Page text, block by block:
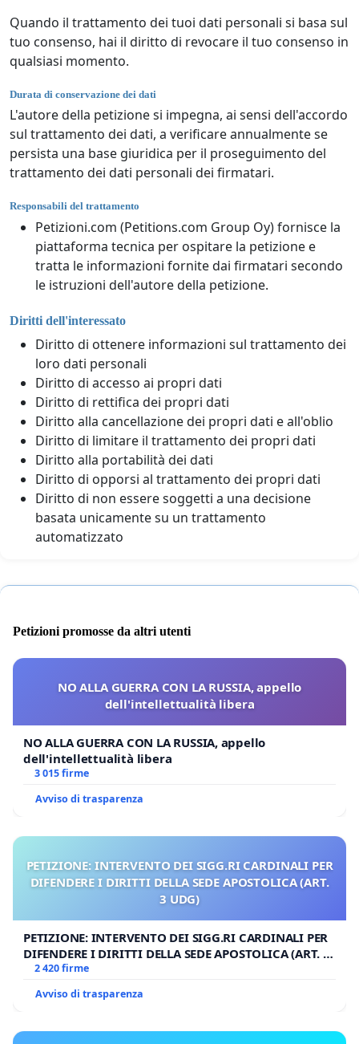
Quando il trattamento dei tuoi dati personali si basa sul
tuo consenso, hai il diritto di revocare il tuo consenso in
qualsiasi momento.
Durata di conservazione dei dati
L'autore della petizione si impegna, ai sensi dell'accordo
sul trattamento dei dati, a verificare annualmente se
persista una base giuridica per il proseguimento del
trattamento dei dati personali dei firmatari.
Responsabili del trattamento
Petizioni.com (Petitions.com Group Oy) fornisce la
piattaforma tecnica per ospitare la petizione e
tratta le informazioni fornite dai firmatari secondo
le istruzioni dell'autore della petizione.
Diritti dell'interessato
Diritto di ottenere informazioni sul trattamento dei
loro dati personali
Diritto di accesso ai propri dati
Diritto di rettifica dei propri dati
Diritto alla cancellazione dei propri dati e all'oblio
Diritto di limitare il trattamento dei propri dati
Diritto alla portabilità dei dati
Diritto di opporsi al trattamento dei propri dati
Diritto di non essere soggetti a una decisione
basata unicamente su un trattamento
automatizzato
Petizioni promosse da altri utenti
NO ALLA GUERRA CON LA RUSSIA, appello
dell'intellettualità libera
NO ALLA GUERRA CON LA RUSSIA, appello
dell'intellettualità libera
3 015 firme
Avviso di trasparenza
PETIZIONE: INTERVENTO DEI SIGG.RI CARDINALI PER
DIFENDERE I DIRITTI DELLA SEDE APOSTOLICA (ART.
3 UDG)
PETIZIONE: INTERVENTO DEI SIGG.RI CARDINALI PER
DIFENDERE I DIRITTI DELLA SEDE APOSTOLICA (ART. 3
UDG)
2 420 firme
Avviso di trasparenza